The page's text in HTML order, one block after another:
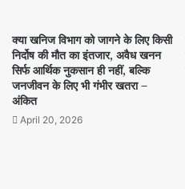
क्या खनिज विभाग को जागने के लिए किसी
निर्दोष की मौत का इंतजार, अवैध खनन
सिर्फ आर्थिक नुकसान ही नहीं, बल्कि
जनजीवन के लिए भी गंभीर खतरा –
अंकित
April 20, 2026